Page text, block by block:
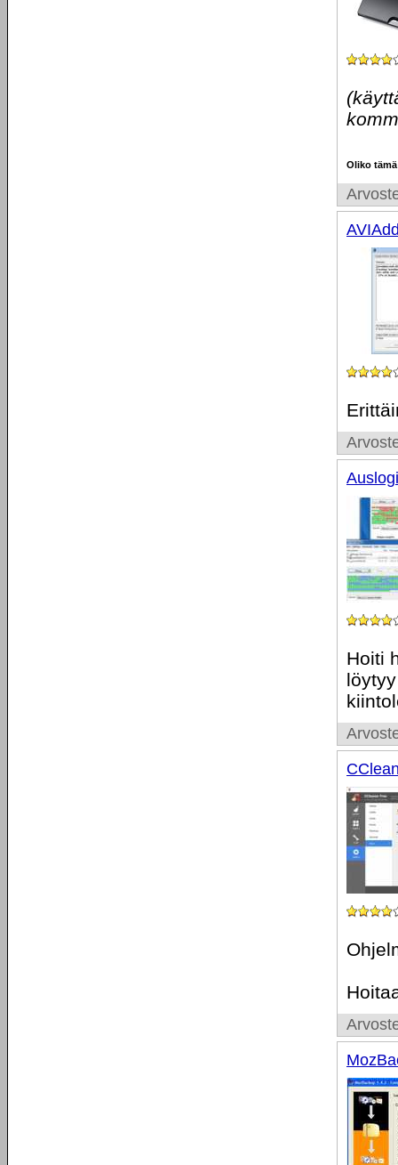
Oliko
Hoiti